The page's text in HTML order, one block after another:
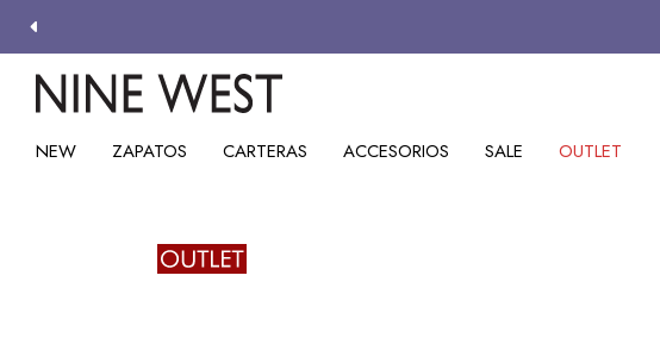
NEW ZAPATOS CARTERAS ACCESORIOS SALE OUTLET